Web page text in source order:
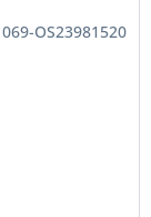
069-OS23981520